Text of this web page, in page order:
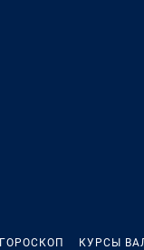
ГОРОСКОП КУРСЫ